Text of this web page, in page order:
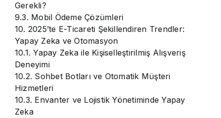
Gerekli?
9.3. Mobil Ödeme Çözümleri
10. 2025’te E-Ticareti Şekillendiren Trendler:
Yapay Zeka ve Otomasyon
10.1. Yapay Zeka ile Kişiselleştirilmiş Alışveriş
Deneyimi
10.2. Sohbet Botları ve Otomatik Müşteri
Hizmetleri
10.3. Envanter ve Lojistik Yönetiminde Yapay
Zeka